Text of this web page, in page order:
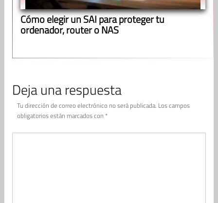
Cómo elegir un SAI para proteger tu
ordenador, router o NAS
Deja una respuesta
Tu dirección de correo electrónico no será publicada. Los campos
obligatorios están marcados con *